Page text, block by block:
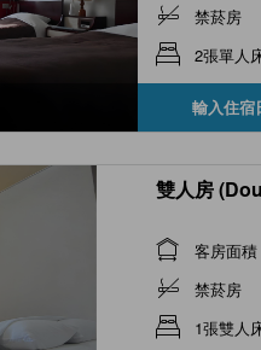
禁菸房
2張單人
輸入住宿
雙人房
客房面積
禁菸房
1張雙人